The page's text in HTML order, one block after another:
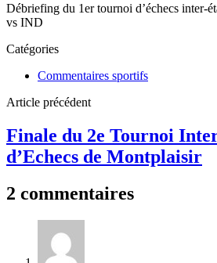
Débriefing du 1er tournoi d’échecs inter-
vs IND
Catégories
Commentaires sportifs
Article précédent
Finale du 2e Tournoi
d’Echecs de Montplaisir
2 commentaires